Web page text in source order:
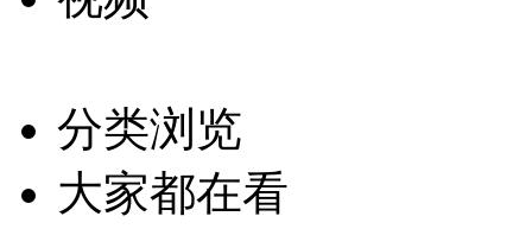
分类浏览
大家都在看